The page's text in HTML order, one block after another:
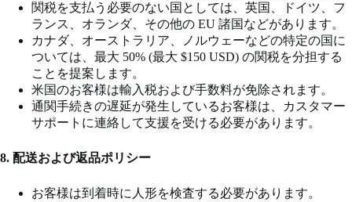
関税を支払う必要のない国としては、英国、ドイツ、フ
ランス、オランダ、その他の EU 諸国などがあります。
カナダ、オーストラリア、ノルウェーなどの特定の国に
ついては、最大 50% (最大 $150 USD) の関税を分担する
ことを提案します。
米国のお客様は輸入税および手数料が免除されます。
通関手続きの遅延が発生しているお客様は、カスタマー
サポートに連絡して支援を受ける必要があります。
8. 配送および返品ポリシー
お客様は到着時に人形を検査する必要があります。